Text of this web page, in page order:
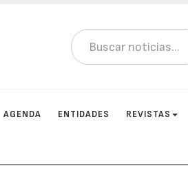
AGENDA ENTIDADES REVISTAS